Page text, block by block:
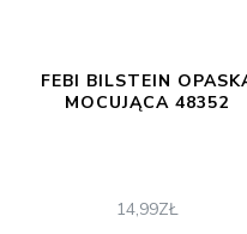
FEBI BILSTEIN
MOCUJĄCA 48352
14,99ZŁ